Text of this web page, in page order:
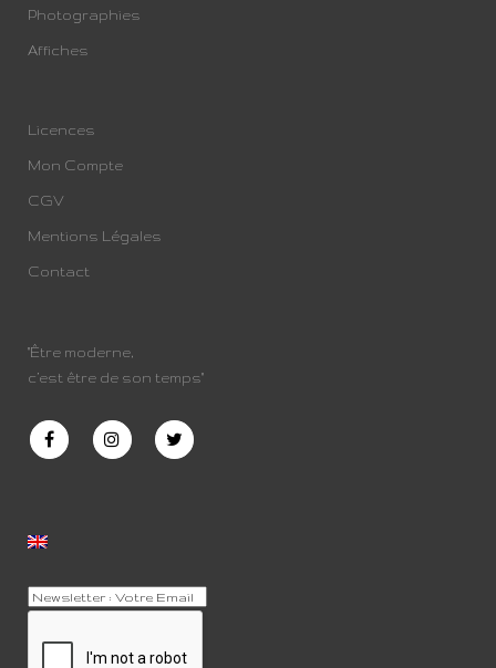
Photographies
Affiches
Licences
Mon Compte
CGV
Mentions Légales
Contact
"Être moderne,
c’est être de son temps"